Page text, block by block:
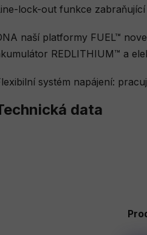
lock-out funkce
naší platformy FUEL™
REDLITHIUM™ a
systém napájení:
data